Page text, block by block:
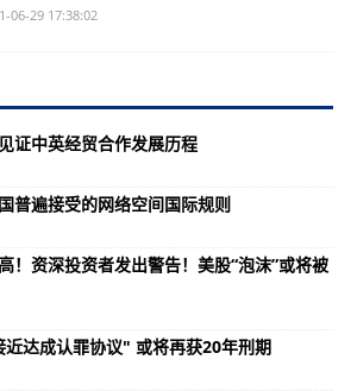
06-29 17:38:02
证中英经贸合作发展历程
普遍接受的网络空间国际规则
！资深投资者发出警告！美股“泡沫”或将被
达成认罪协议" 或将再获20年刑期